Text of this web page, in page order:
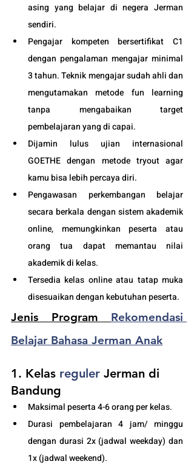
asing yang belajar di negera Jerman
sendiri.
Pengajar kompeten bersertifikat C1
dengan pengalaman mengajar minimal
3 tahun. Teknik mengajar sudah ahli dan
mengutamakan metode fun learning
tanpa mengabaikan target
pembelajaran yang di capai.
Dijamin lulus ujian internasional
GOETHE dengan metode tryout agar
kamu bisa lebih percaya diri.
Pengawasan perkembangan belajar
secara berkala dengan sistem akademik
online, memungkinkan peserta atau
orang tua dapat memantau nilai
akademik di kelas.
Tersedia kelas online atau tatap muka
disesuaikan dengan kebutuhan peserta.
Jenis Program Rekomendasi
Belajar Bahasa Jerman Anak
1. Kelas reguler Jerman di
Bandung
Maksimal peserta 4-6 orang per kelas.
Durasi pembelajaran 4 jam/ minggu
dengan durasi 2x (jadwal weekday) dan
1x (jadwal weekend).